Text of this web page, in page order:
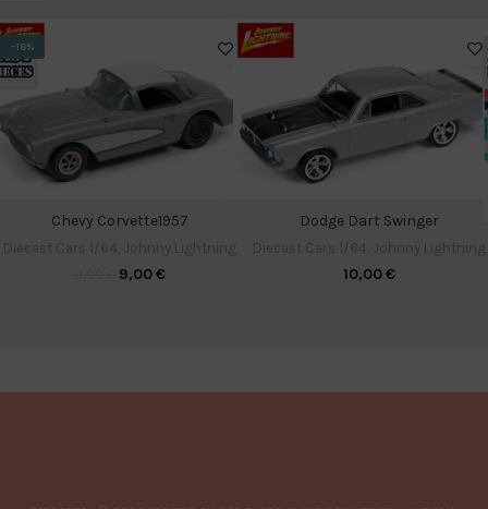
-18%
Chevy Corvette1957
9,00€
Dodge Dart Swinger
10,00€